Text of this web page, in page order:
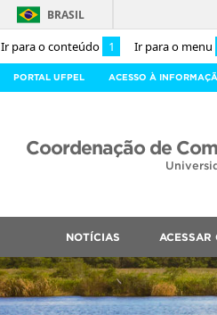
Ir para o conteúdo 1 Ir para o menu
BRASIL
PORTAL UFPEL ACESSO À
Coordenação de
NOTÍCIAS ACESSAR